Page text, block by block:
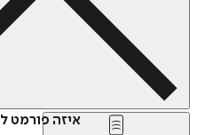
איזה פורמט